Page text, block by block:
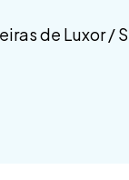
de Luxor /